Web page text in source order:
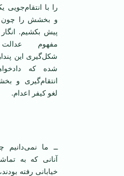
را با انتقام‌جویی
و بخشش را چون
پیش بکشیم.
مفهوم
شکل‌گیری این
شده که
انتقام‌گیری و
لغو کیفر اعدام.
ــ ما نمی‌دانیم
آنانی که به
خیابانی رفته